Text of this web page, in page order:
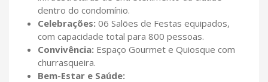
dentro do condomínio.
Celebrações:06 Salões de Festas equipados,
com capacidade total para 800 pessoas.
Convivência:Espaço Gourmet e Quiosque com
churrasqueira.
Bem-Estar e Saúde: